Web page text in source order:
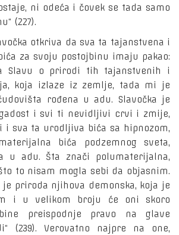
ni odeća i čovek se tada samo
(227).
otkriva da sva ta tajanstvena i
za svoju postojbinu imaju pakao:
Slavu o prirodi tih tajanstvenih i
koja izlaze iz zemlje, tada mi je
rođena u adu. Slavočka je
i svi ti nevidljivi crvi i zmije,
sva ta urodljiva bića sa hipnozom,
bića podzemnog sveta,
u adu. Šta znači polumaterijalna,
to nisam mogla sebi da objasnim.
je priroda njihova demonska, koja je
i u velikom broju će oni skoro
preispodnje pravo na glave
(239). Verovatno najpre na one,